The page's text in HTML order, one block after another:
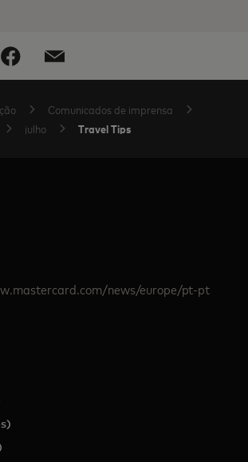
Comunicados de imprensa
julho Travel Tips
news/europe/pt-pt